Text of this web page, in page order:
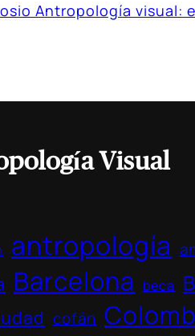
Antropología visual:
Visual
antropología
Barcelona beca
cofán